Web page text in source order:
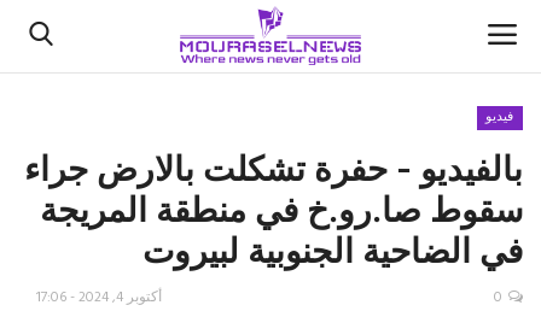
الأخبار
كتّابنا
السعودية
فيديو
بالفيديو - حفرة تشكلت بالارض جراء
سقوط صا.رو.خ في منطقة المريجة
في الضاحية الجنوبية لبيروت
أكتوبر 4, 2024 - 17:06 0